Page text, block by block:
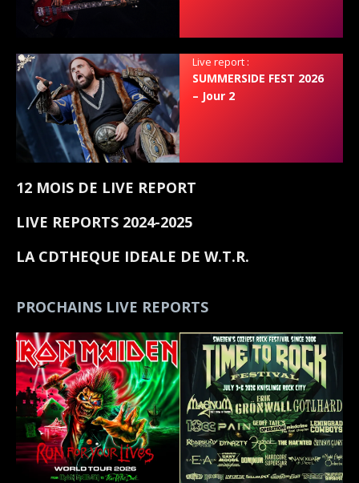
Live report :
SUMMERSIDE FEST 2026
– Jour 2
12 MOIS DE LIVE REPORT
LIVE REPORTS 2024-2025
LA CDTHEQUE IDEALE DE W.T.R.
PROCHAINS LIVE REPORTS